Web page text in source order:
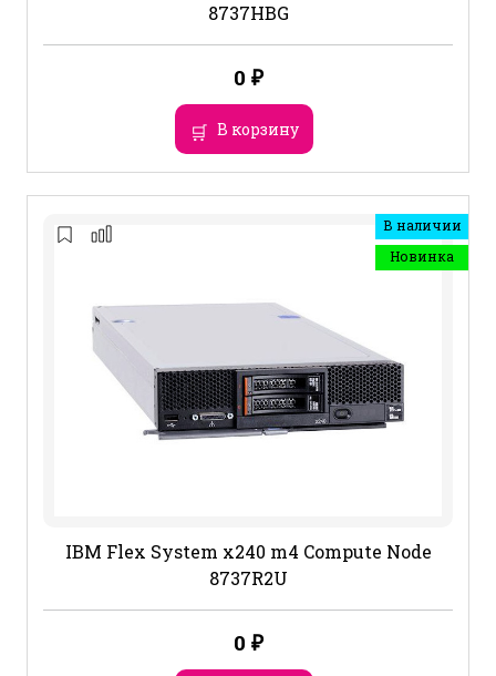
8737HBG
0 ₽
В корзину
В наличии
Новинка
IBM Flex System x240 m4 Compute Node
8737R2U
0 ₽